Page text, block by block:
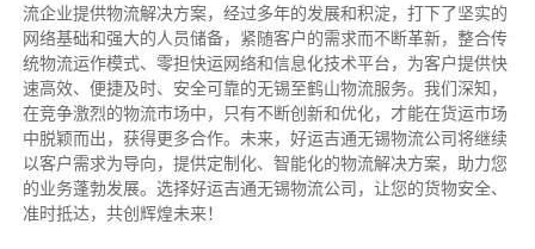
流企业提供物流解决方案，经过多年的发展和积淀，打下了坚实的
网络基础和强大的人员储备，紧随客户的需求而不断革新，整合传
统物流运作模式、零担快运网络和信息化技术平台，为客户提供快
速高效、便捷及时、安全可靠的无锡至鹤山物流服务。 我们深知，
在竞争激烈的物流市场中，只有不断创新和优化，才能在货运市场
中脱颖而出，获得更多合作。 未来，好运吉通无锡物流公司将继续
以客户需求为导向，提供定制化、智能化的物流解决方案，助力您
的业务蓬勃发展。选择好运吉通无锡物流公司，让您的货物安全、
准时抵达，共创辉煌未来！